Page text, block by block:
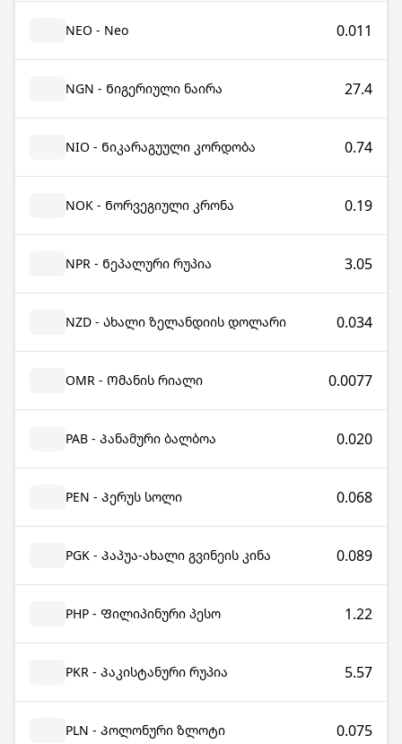
NEO - Neo 0.011
NGN - Ნიგერიული ნაირა 27.4
NIO - Ნიკარაგუული კორდობა 0.74
NOK - Ნორვეგიული კრონა 0.19
NPR - Ნეპალური რუპია 3.05
NZD - Ახალი ზელანდიის დოლარი 0.034
OMR - Ომანის რიალი 0.0077
PAB - Პანამური ბალბოა 0.020
PEN - Პერუს სოლი 0.068
PGK - Პაპუა-ახალი გვინეის კინა 0.089
PHP - Ფილიპინური პესო 1.22
PKR - Პაკისტანური რუპია 5.57
PLN - Პოლონური ზლოტი 0.075